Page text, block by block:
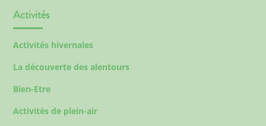
Activités
Activités hivernales
La découverte des alentours
Bien-Etre
Activités de plein-air